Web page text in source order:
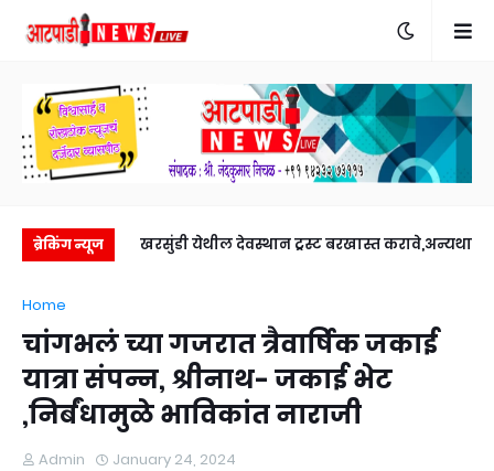
ब्रेकिंग न्यूज
खरसुंडी येथील देवस्थान ट्रस्ट बरखास्त करावे,अन्यथा
पशुपती मठाचे
जून रोजी.
Home
चांगभलं च्या गजरात त्रैवार्षिक जकाई
यात्रा संपन्न, श्रीनाथ- जकाई भेट
,निर्बंधामुळे भाविकांत नाराजी
Admin January 24, 2024